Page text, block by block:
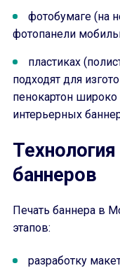
фотобумаге (на
фотопанели
пластиках
подходят для
пенокартон широко
интерьерных
баннеров
Печать баннера в
этапов:
разработку